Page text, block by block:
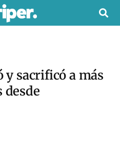
sacrificó a más
desde